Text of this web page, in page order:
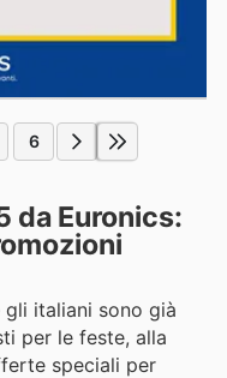
6
da Euronics:
gli italiani sono già
per le feste, alla
speciali per